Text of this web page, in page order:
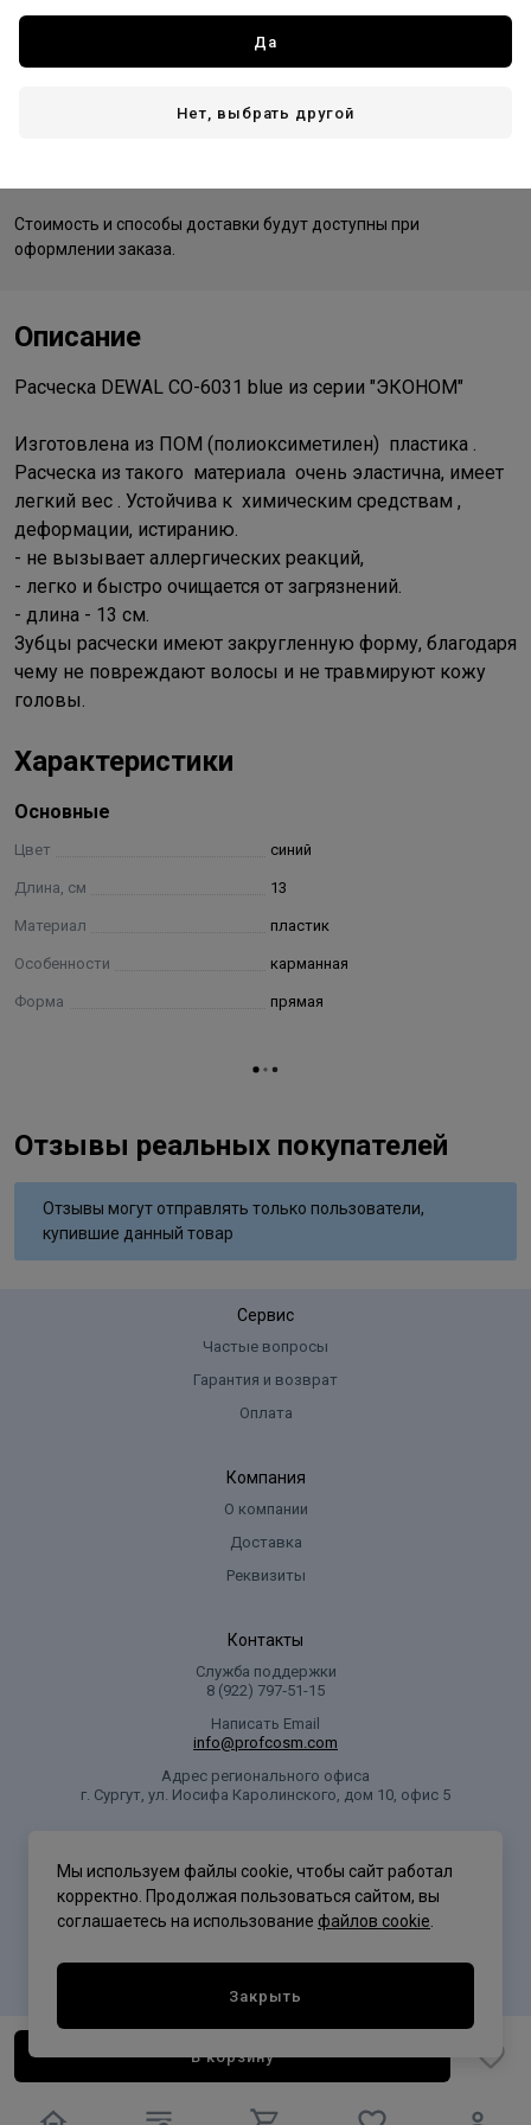
Германия - страна бренда
Стоимость и способы доставки будут доступны при
оформлении заказа.
В корзину
Описание
Расческа DEWAL CO-6031 blue из серии "ЭКОНОМ"
Изготовлена из ПОМ (полиоксиметилен) пластика .
Расческа из такого материала очень эластична, имеет
легкий вес . Устойчива к химическим средствам ,
деформации, истиранию.
- не вызывает аллергических реакций,
- легко и быстро очищается от загрязнений.
- длина - 13 см.
Зубцы расчески имеют закругленную форму, благодаря
чему не повреждают волосы и не травмируют кожу
головы.
Характеристики
Основные
Цвет синий
Длина, см 13
Материал пластик
Особенности карманная
Форма прямая
Отзывы реальных покупателей
Отзывы могут отправлять только пользователи,
купившие данный товар
Сервис
Частые вопросы
Гарантия и возврат
Оплата
Компания
О компании
Доставка
Реквизиты
Контакты
Служба поддержки
8 (922) 797‑51-15
Написать Email
info@profcosm.com
Адрес регионального офиса
г. Сургут, ул. Иосифа Каролинского, дом 10, офис 5
Да
Нет, выбрать другой
Мы используем файлы cookie, чтобы сайт работал
корректно. Продолжая пользоваться сайтом, вы
соглашаетесь на использование файлов cookie
Закрыть